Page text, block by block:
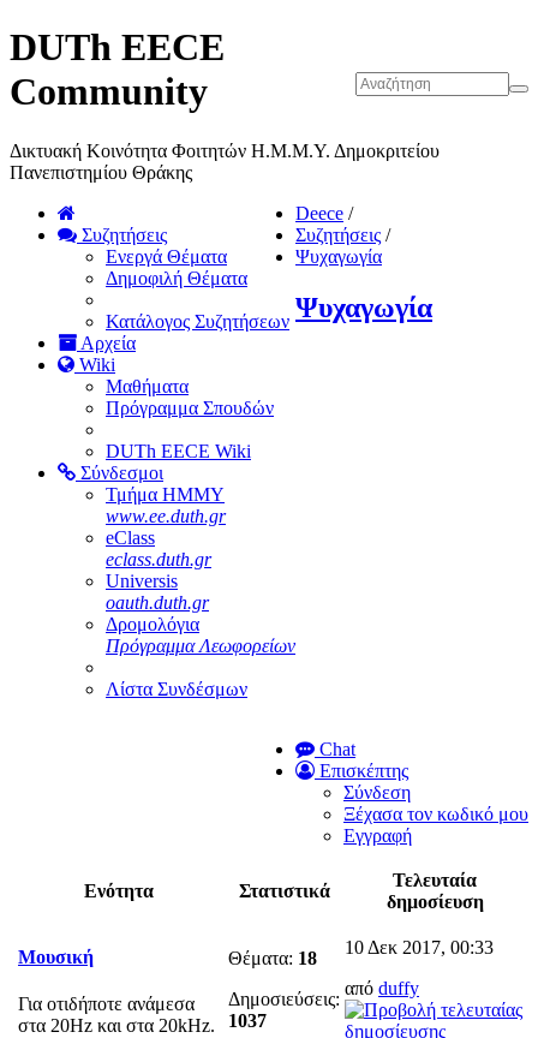
DUTh EECE
Community
Δικτυακή Κοινότητα Φοιτητών Η.Μ.Μ.Υ. Δημοκριτείου
Πανεπιστημίου Θράκης
Συζητήσεις
Ενεργά Θέματα
Δημοφιλή Θέματα
Κατάλογος Συζητήσεων
Αρχεία
Wiki
Μαθήματα
Πρόγραμμα Σπουδών
DUTh EECE Wiki
Σύνδεσμοι
Τμήμα ΗΜΜΥ
www.ee.duth.gr
eClass
eclass.duth.gr
Universis
oauth.duth.gr
Δρομολόγια
Πρόγραμμα Λεωφορείων
Λίστα Συνδέσμων
Chat
Επισκέπτης
Σύνδεση
Ξέχασα τον κωδικό μου
Εγγραφή
Deece /
Συζητήσεις /
Ψυχαγωγία
Ψυχαγωγία
Ενότητα Στατιστικά
Τελευταία
δημοσίευση
Μουσική
Για οτιδήποτε ανάμεσα
στα 20Hz και στα 20kHz.
Θέματα: 18
Δημοσιεύσεις:
1037
10 Δεκ 2017, 00:33
από duffy